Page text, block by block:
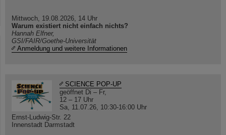
Mittwoch, 19.08.2026, 14 Uhr
Warum existiert nicht einfach nichts?
Hannah Elfner,
GSI/FAIR/Goethe-Universität
Anmeldung und weitere Informationen
SCIENCE POP-UP
geöffnet Di – Fr,
12 – 17 Uhr
Sa, 11.07.26, 10:30-16:00 Uhr
Ernst-Ludwig-Str. 22
Innenstadt Darmstadt